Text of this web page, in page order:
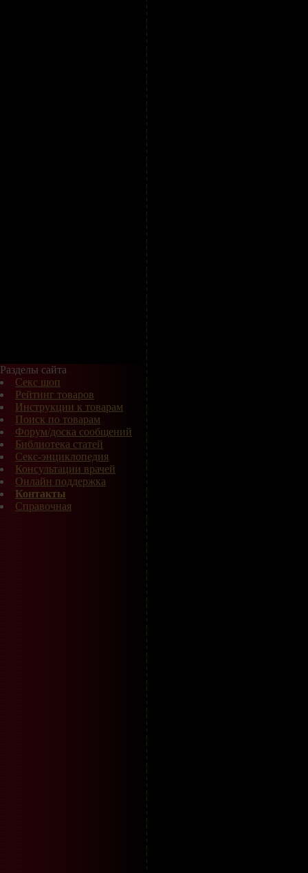
Разделы сайта
Секс шоп
Рейтинг товаров
Инструкции к товарам
Поиск по товарам
Форум/доска сообщений
Библиотека статей
Секс-энциклопедия
Консультации врачей
Онлайн поддержка
Контакты
Справочная